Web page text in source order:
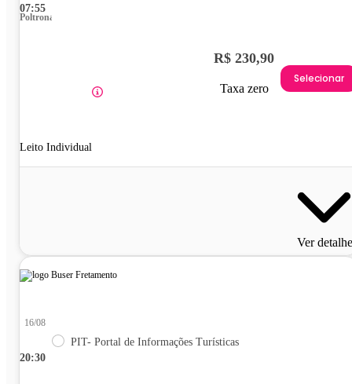
07:55
Poltrona
Leito Individual
R$ 230,90
Taxa zero
Selecionar
Ver
20:30
16/08
PIT- Portal de Informações Turísticas